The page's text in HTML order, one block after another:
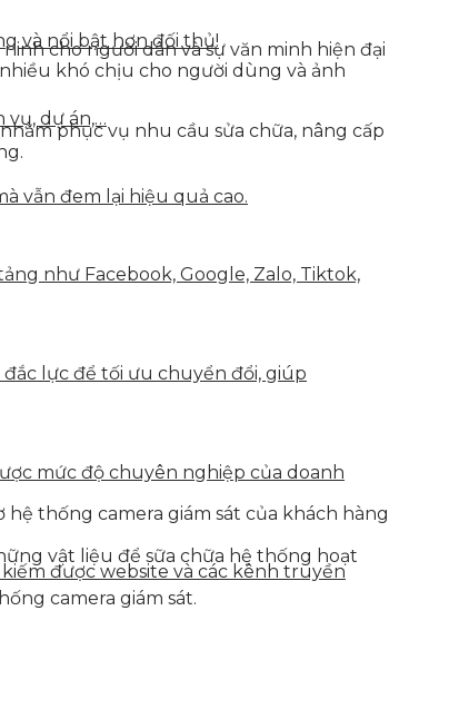
và nổi bật hơn đối thủ!
vụ, dự án,…
vẫn đem lại hiệu quả cao.
như Facebook, Google, Zalo, Tiktok,
lực để tối ưu chuyển đổi, giúp
mức độ chuyên nghiệp của doanh
được website và các kênh truyền
cho người dân và sự văn minh hiện đại
khó chịu cho người dùng và ảnh
nhằm phục vụ nhu cầu sửa chữa, nâng cấp
thống camera giám sát của khách hàng
vật liệu để sữa chữa hệ thống hoạt
camera giám sát.